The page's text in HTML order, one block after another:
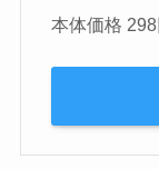
本体価格 298